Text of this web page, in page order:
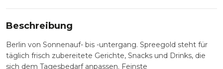
Beschreibung
Berlin von Sonnenauf- bis -untergang. Spreegold steht für
täglich frisch zubereitete Gerichte, Snacks und Drinks, die
sich dem Tagesbedarf anpassen. Feinste